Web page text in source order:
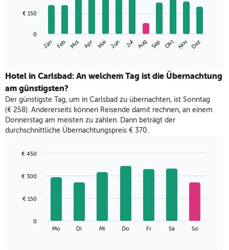
bars.
folgende
den
durchschnittlichen
Zimmerpreis
im
jeweiligen
Monat
an.
Diagramm
X-
die
Monate
Jän Feb Mrz Apr Mai Jun Jul Aug Sep Okt Nov Dez
0
€ 150
Hotel in Carlsbad: An welchem Tag ist die Übernachtung
am günstigsten?
Der günstigste Tag, um in Carlsbad zu übernachten, ist Sonntag
(€ 258). Andererseits können Reisende damit rechnen, an einem
Donnerstag am meisten zu zahlen. Dann beträgt der
durchschnittliche Übernachtungspreis € 370.
with
bars.
folgende
Mo Di Mi Do Fr Sa So
0
€ 150
€ 300
€ 450